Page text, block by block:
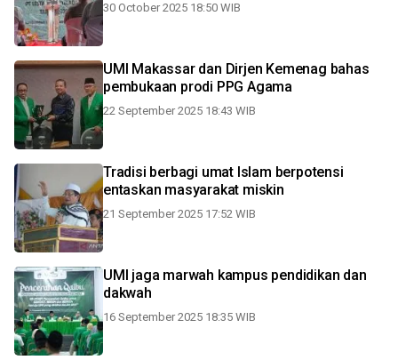
30 October 2025 18:50 WIB
UMI Makassar dan Dirjen Kemenag bahas
pembukaan prodi PPG Agama
22 September 2025 18:43 WIB
Tradisi berbagi umat Islam berpotensi
entaskan masyarakat miskin
21 September 2025 17:52 WIB
UMI jaga marwah kampus pendidikan dan
dakwah
16 September 2025 18:35 WIB